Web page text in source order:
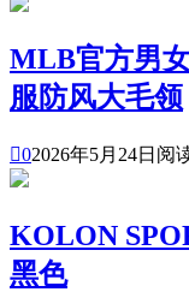
MLB官方男
服防风大毛领
02026年5月24日 阅
KOLON
黑色